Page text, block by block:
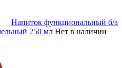
Напиток функциональный б/а
250 мл Нет в наличии